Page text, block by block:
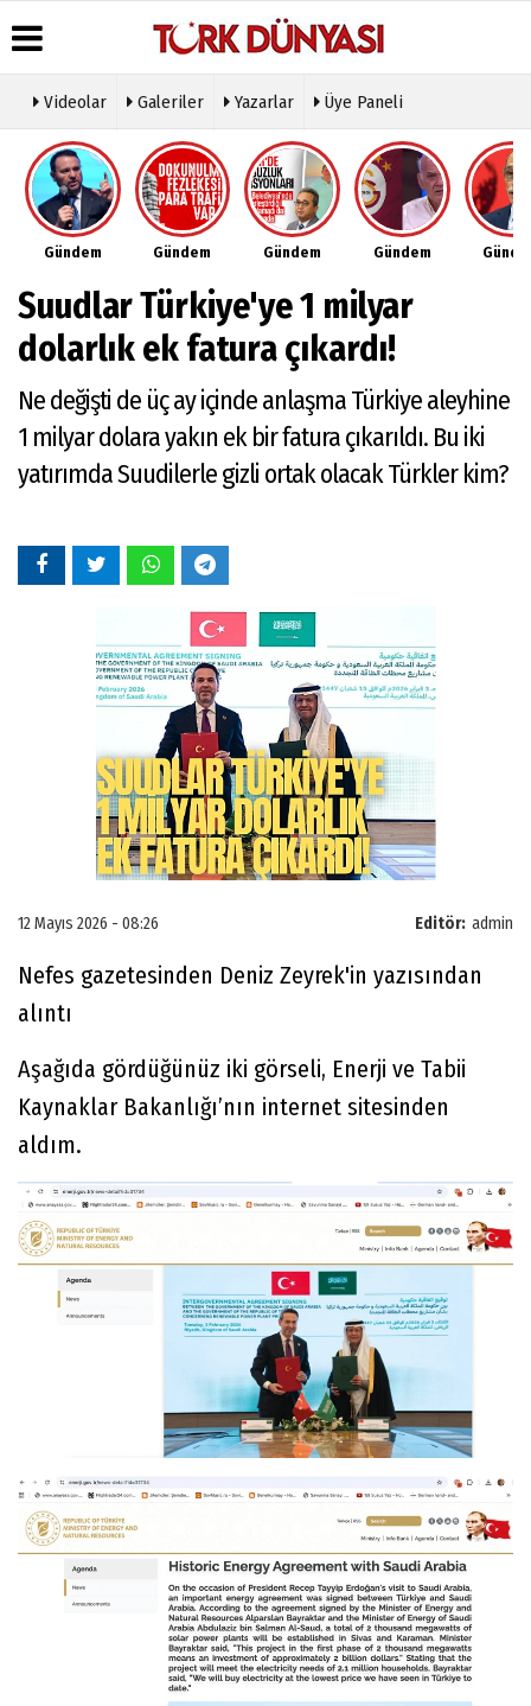
Üye Paneli
Haber
Arşivi
Gazete
Arşivi
Günün
Haberleri
Hava
Durumu
Gazete
Manşetleri
Anketler
Biyografiler
Köşe
Yazarları
Video
Galeri
Foto
Etkinlikler
Künye
İletişim
Çerez
Politikası
Videolar Galeriler Yazarlar Üye Paneli
Gündem Gündem Gündem Gündem
Suudlar Türkiye'ye 1 milyar
dolarlık ek fatura çıkardı!
Ne değişti de üç ay içinde anlaşma Türkiye aleyhine
1 milyar dolara yakın ek bir fatura çıkarıldı. Bu iki
yatırımda Suudilerle gizli ortak olacak Türkler kim?
Editör: admin
12 Mayıs 2026 - 08:26
Nefes gazetesinden Deniz Zeyrek'in yazısından
alıntı
Aşağıda gördüğünüz iki görseli, Enerji ve Tabii
Kaynaklar Bakanlığı’nın internet sitesinden
aldım.